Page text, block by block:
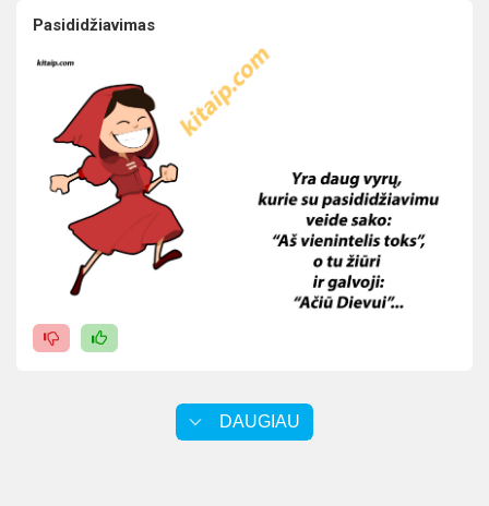
Pasididžiavimas
DAUGIAU